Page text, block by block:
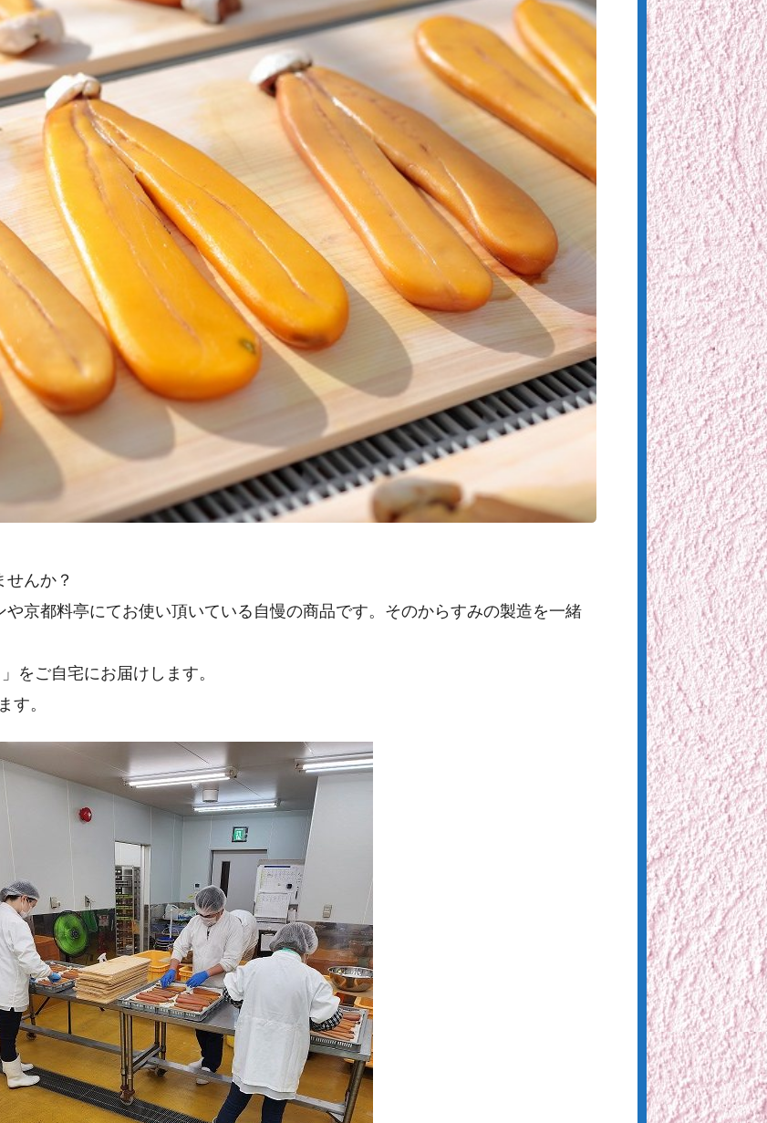
んか？
京都料亭にてお使い頂いている自慢の商品です。そのからすみの製造を一緒
をご自宅にお届けします。
。